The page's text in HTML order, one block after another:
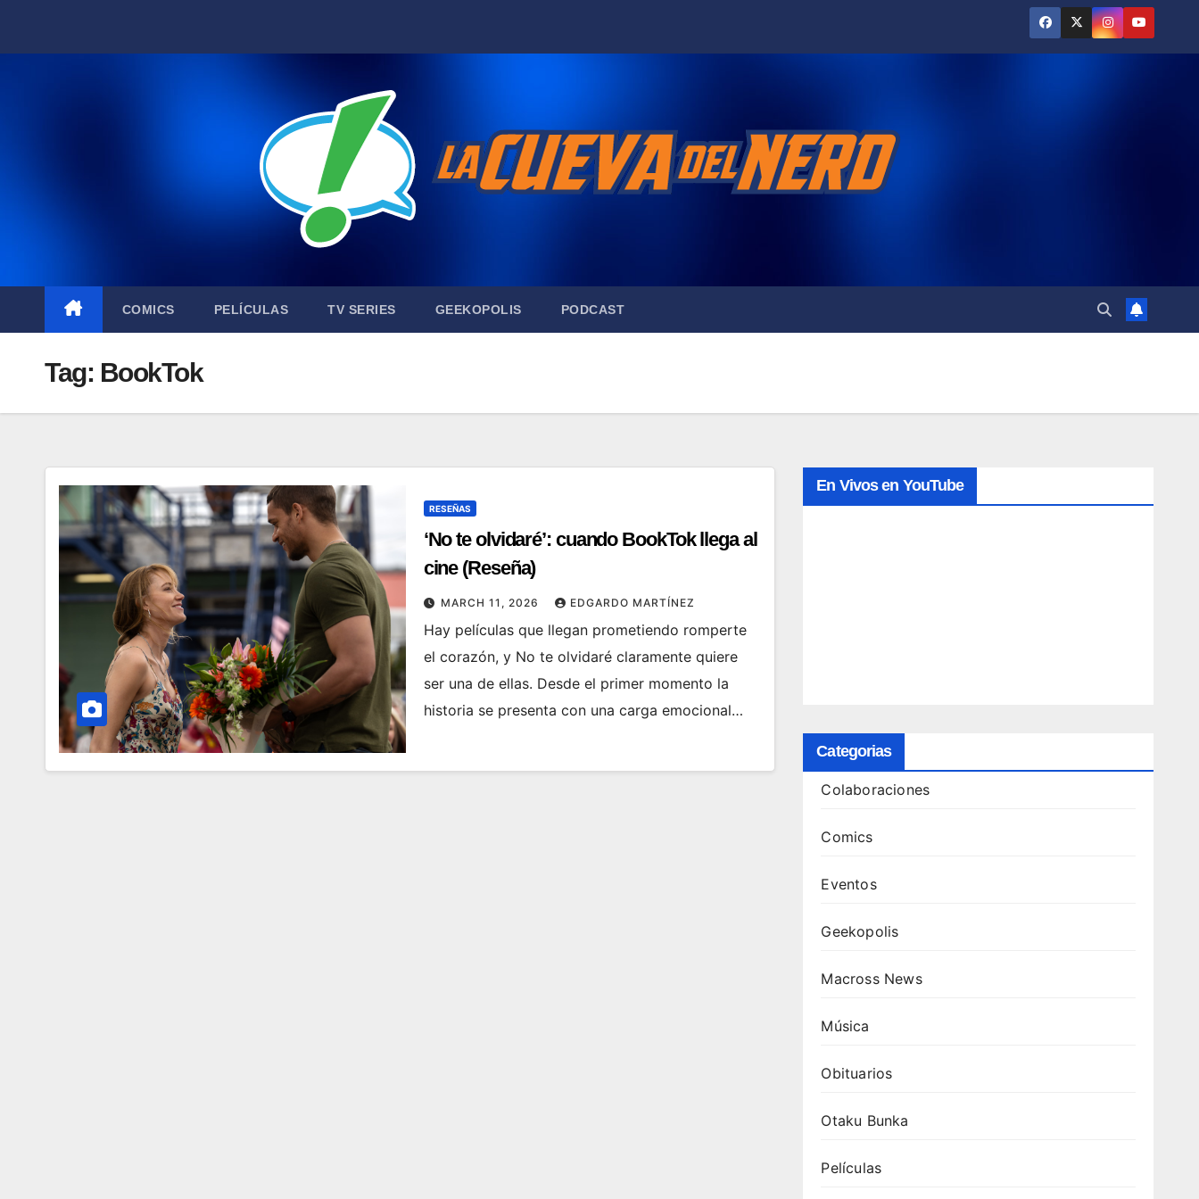
COMICS PELÍCULAS TV SERIES GEEKOPOLIS PODCAST
Tag: BookTok
RESEÑAS
‘No te olvidaré’: cuando BookTok llega al
cine (Reseña)
MARCH 11, 2026 EDGARDO MARTÍNEZ
Hay películas que llegan prometiendo romperte
el corazón, y No te olvidaré claramente quiere
ser una de ellas. Desde el primer momento la
historia se presenta con una carga emocional…
En Vivos en YouTube
Categorias
Colaboraciones
Comics
Eventos
Geekopolis
Macross News
Música
Obituarios
Otaku Bunka
Películas